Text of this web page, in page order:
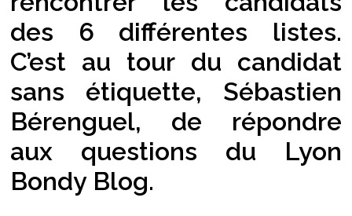
des 6 différentes listes.
C’est au tour du candidat
sans étiquette, Sébastien
Bérenguel, de répondre
aux questions du Lyon
Bondy Blog.